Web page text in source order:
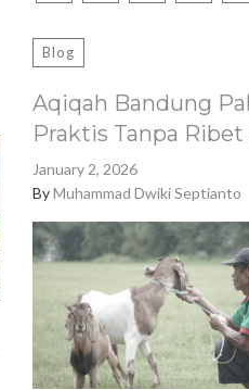
Blog
Aqiqah Bandung
Praktis Tanpa Ribet
January 2, 2026
ByMuhammad Dwiki Septianto